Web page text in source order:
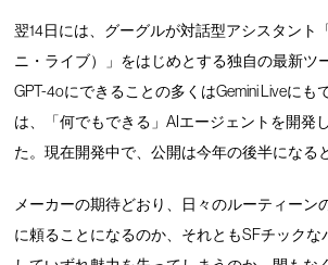
翌14日には、グーグルが対話型アシスタント
ニ・ライブ）」をはじめとする独自の最新ツ
GPT-4oにできることの多くはGemini Liveにも
は、「何でもできる」AIエージェントを開発
た。現在開発中で、公開は今年の後半になる
メーカーの期待どおり、日々のルーティーン
に頼ることになるのか、それともSFチックな